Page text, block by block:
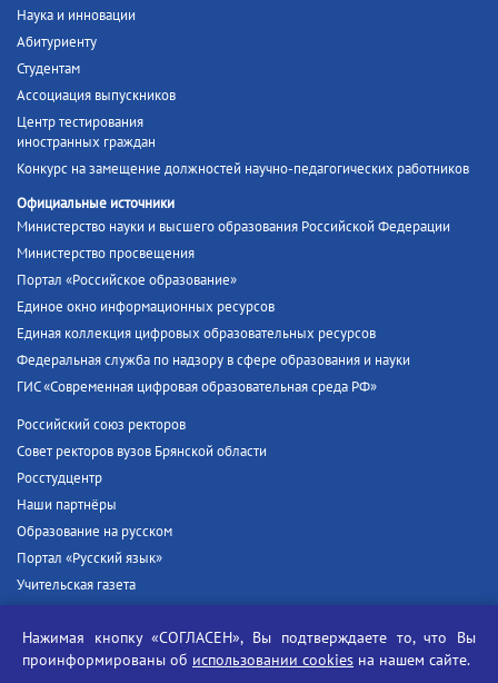
Наука и инновации
Абитуриенту
Студентам
Ассоциация выпускников
Центр тестирования
иностранных граждан
Конкурс на замещение должностей научно-педагогических работников
Официальные источники
Министерство науки и высшего образования Российской Федерации
Министерство просвещения
Портал «Российское образование»
Единое окно информационных ресурсов
Единая коллекция цифровых образовательных ресурсов
Федеральная служба по надзору в сфере образования и науки
ГИС «Современная цифровая образовательная среда РФ»
Российский союз ректоров
Совет ректоров вузов Брянской области
Росстудцентр
Наши партнёры
Образование на русском
Портал «Русский язык»
Учительская газета
Единый портал государственных услуг
Нажимая кнопку «СОГЛАСЕН», Вы подтверждаете то, что Вы
проинформированы об использовании cookies на нашем сайте.